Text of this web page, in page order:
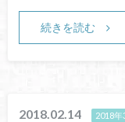
続きを読む
2018.02.14 2018